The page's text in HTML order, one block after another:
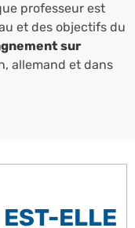
professeur est
et des objectifs du
sur
allemand et dans
ELLE